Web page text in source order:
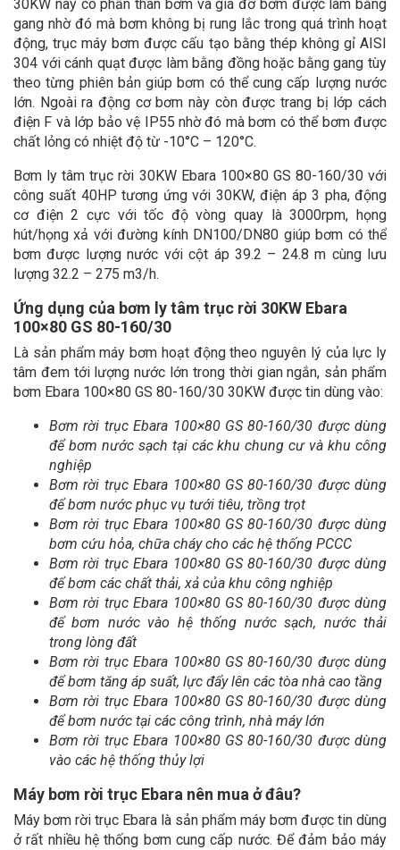
30KW này có phần thân bơm và giá đỡ bơm được làm bằng
gang nhờ đó mà bơm không bị rung lắc trong quá trình hoạt
động, trục máy bơm được cấu tạo bằng thép không gỉ AISI
304 với cánh quạt được làm bằng đồng hoặc bằng gang tùy
theo từng phiên bản giúp bơm có thể cung cấp lượng nước
lớn. Ngoài ra động cơ bơm này còn được trang bị lớp cách
điện F và lớp bảo vệ IP55 nhờ đó mà bơm có thể bơm được
chất lỏng có nhiệt độ từ -10°C – 120°C.
Bơm ly tâm trục rời 30KW Ebara 100×80 GS 80-160/30 với
công suất 40HP tương ứng với 30KW, điện áp 3 pha, động
cơ điện 2 cực với tốc độ vòng quay là 3000rpm, họng
hút/họng xả với đường kính DN100/DN80 giúp bơm có thể
bơm được lượng nước với cột áp 39.2 – 24.8 m cùng lưu
lượng 32.2 – 275 m3/h.
Ứng dụng của bơm ly tâm trục rời 30KW Ebara
100×80 GS 80-160/30
Là sản phẩm máy bơm hoạt động theo nguyên lý của lực ly
tâm đem tới lượng nước lớn trong thời gian ngắn, sản phẩm
bơm Ebara 100×80 GS 80-160/30 30KW được tin dùng vào:
Bơm rời trục Ebara 100×80 GS 80-160/30 được dùng
để bơm nước sạch tại các khu chung cư và khu công
nghiệp
Bơm rời trục Ebara 100×80 GS 80-160/30 được dùng
để bơm nước phục vụ tưới tiêu, trồng trọt
Bơm rời trục Ebara 100×80 GS 80-160/30 được dùng
bơm cứu hỏa, chữa cháy cho các hệ thống PCCC
Bơm rời trục Ebara 100×80 GS 80-160/30 được dùng
để bơm các chất thải, xả của khu công nghiệp
Bơm rời trục Ebara 100×80 GS 80-160/30 được dùng
để bơm nước vào hệ thống nước sạch, nước thải
trong lòng đất
Bơm rời trục Ebara 100×80 GS 80-160/30 được dùng
để bơm tăng áp suất, lực đẩy lên các tòa nhà cao tầng
Bơm rời trục Ebara 100×80 GS 80-160/30 được dùng
để bơm nước tại các công trình, nhà máy lớn
Bơm rời trục Ebara 100×80 GS 80-160/30 được dùng
vào các hệ thống thủy lợi
Máy bơm rời trục Ebara nên mua ở đâu?
Máy bơm rời trục Ebara là sản phẩm máy bơm được tin dùng
ở rất nhiều hệ thống bơm cung cấp nước. Để đảm bảo máy